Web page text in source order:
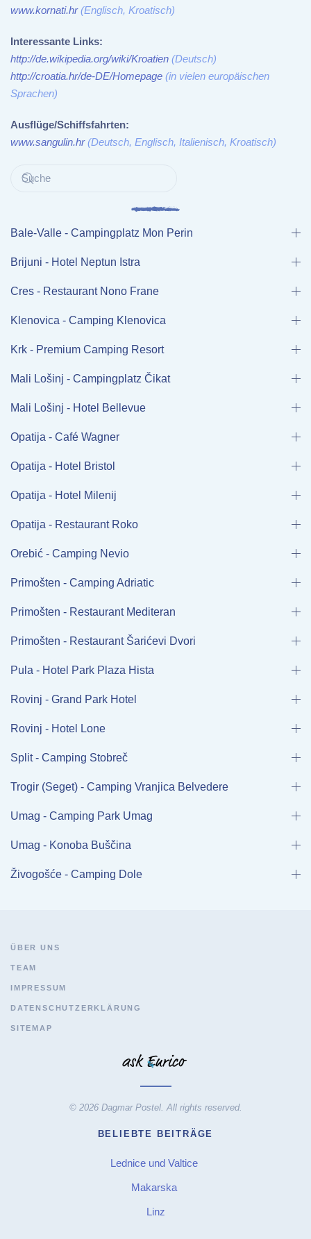
www.kornati.hr(Englisch, Kroatisch)
Interessante Links:
http://de.wikipedia.org/wiki/Kroatien (Deutsch)
http://croatia.hr/de-DE/Homepage (in vielen europäischen
Sprachen)
Ausflüge/Schiffsfahrten:
www.sangulin.hr(Deutsch, Englisch, Italienisch, Kroatisch)
Bale-Valle - Campingplatz Mon Perin
Brijuni - Hotel Neptun Istra
Cres - Restaurant Nono Frane
Klenovica - Camping Klenovica
Krk - Premium Camping Resort
Mali Lošinj - Campingplatz Čikat
Mali Lošinj - Hotel Bellevue
Opatija - Café Wagner
Opatija - Hotel Bristol
Opatija - Hotel Milenij
Opatija - Restaurant Roko
Orebić - Camping Nevio
Primošten - Camping Adriatic
Primošten - Restaurant Mediteran
Primošten - Restaurant Šarićevi Dvori
Pula - Hotel Park Plaza Hista
Rovinj - Grand Park Hotel
Rovinj - Hotel Lone
Split - Camping Stobreč
Trogir (Seget) - Camping Vranjica Belvedere
Umag - Camping Park Umag
Umag - Konoba Buščina
Živogošće - Camping Dole
ÜBER UNS
TEAM
IMPRESSUM
DATENSCHUTZERKLÄRUNG
SITEMAP
© 2026 Dagmar Postel. All rights reserved.
BELIEBTE BEITRÄGE
Lednice und Valtice
Makarska
Linz